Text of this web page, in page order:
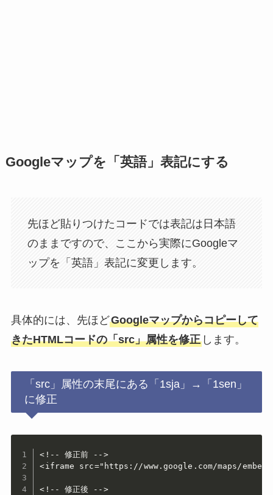
Googleマップを「英語」表記にする
先ほど貼りつけたコードでは表記は日本語
のままですので、ここから実際にGoogleマ
ップを「英語」表記に変更します。
具体的には、先ほどGoogleマップからコピーして
きたHTMLコードの「src」属性を修正します。
「src」属性の末尾にある「1sja」→「1sen」
に修正
<!-- 修正前 -->
<iframe src="https://www.google.com/maps/
<!-- 修正後 -->